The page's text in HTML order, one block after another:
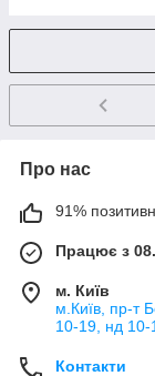
Про нас
91%
Працює з
м. Київ
м.Київ, пр-т
10-19, нд 10-
Контакти